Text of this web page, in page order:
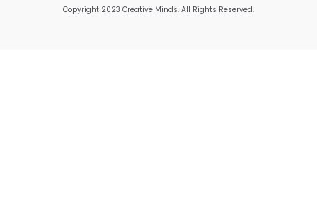
Copyright 2023 Creative Minds. All Rights Reserved.